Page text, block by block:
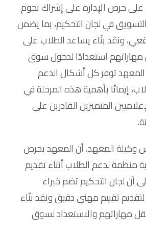
حرص الإدارة على إشراك نجوم
في لجان التحكيم، بما يضمن
ونقد بنّاء يساعد الطلاب على
استعدادًا لدخول سوق
توفر كل أشكال الدعم
إيمانًا بأهمية هذه المرحلة في
المتميزين القادرين على
وكيلة المعهد، أن المعهد يحرص
منظمة لدعم الطلاب أثناء تقديم
أن لجان التحكيم تضم خبراء
تقييم مهني دقيق ونقد بنّاء
مهاراتهم والاستعداد لسوق